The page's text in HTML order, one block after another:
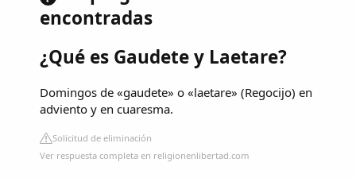
encontradas
¿Qué es Gaudete y Laetare?
Domingos de «gaudete» o «laetare» (Regocijo) en
adviento y en cuaresma.
Solicitud de eliminación
Ver respuesta completa en religionenlibertad.com